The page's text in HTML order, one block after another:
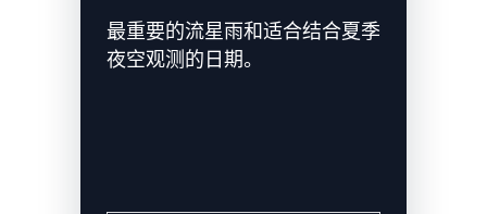
最重要的流星雨和适合结合夏季
夜空观测的日期。